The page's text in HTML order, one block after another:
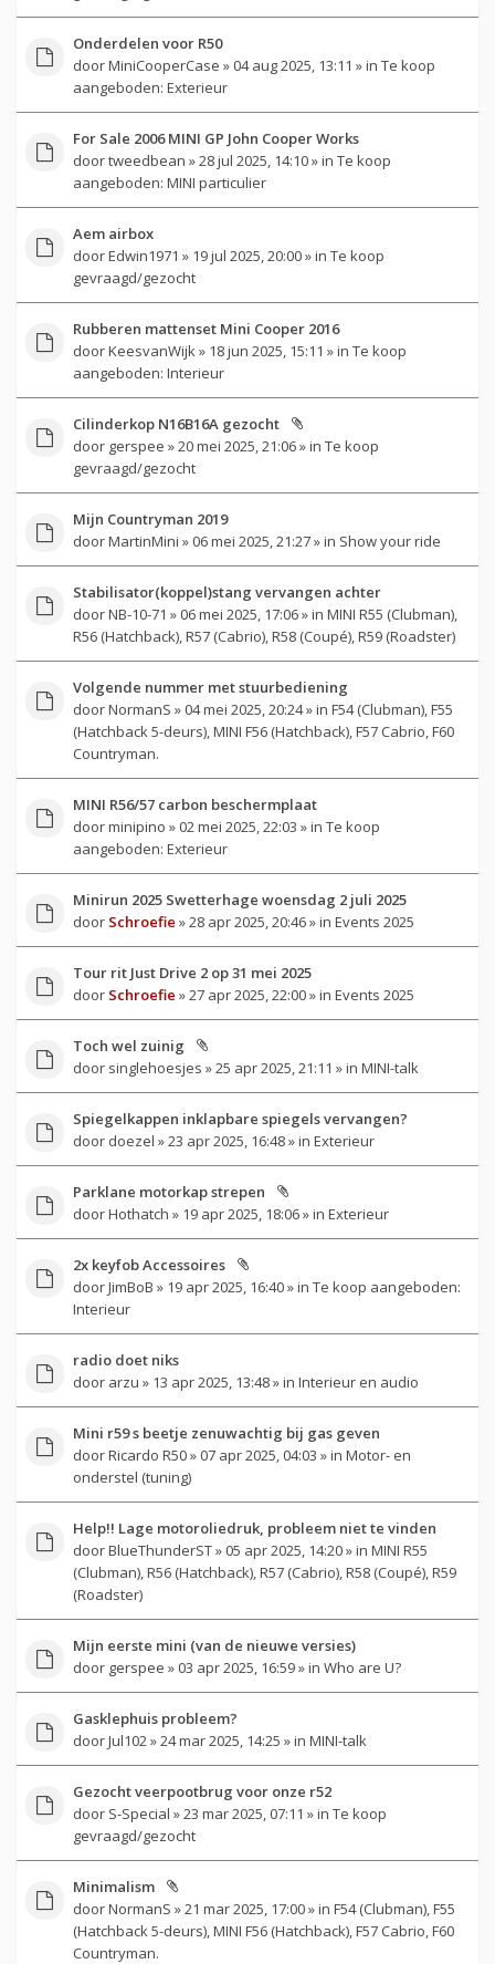
Onderdelen voor R50
doorMiniCooperCase » 04 aug 2025, 13:11 » in Te koop
aangeboden: Exterieur
For Sale 2006 MINI GP John Cooper Works
doortweedbean » 28 jul 2025, 14:10 » in Te koop
aangeboden: MINI particulier
Aem airbox
doorEdwin1971 » 19 jul 2025, 20:00 » in Te koop
gevraagd/gezocht
Rubberen mattenset Mini Cooper 2016
doorKeesvanWijk » 18 jun 2025, 15:11 » in Te koop
aangeboden: Interieur
Cilinderkop N16B16A gezocht
door gerspee » 20 mei 2025, 21:06 » in Te koop
gevraagd/gezocht
Mijn Countryman 2019
doorMartinMini » 06 mei 2025, 21:27 » in Show your ride
Stabilisator(koppel)stang vervangen achter
doorNB-10-71 » 06 mei 2025, 17:06 » in MINI R55 (Clubman),
R56 (Hatchback), R57 (Cabrio), R58 (Coupé), R59 (Roadster)
Volgende nummer met stuurbediening
doorNormanS » 04 mei 2025, 20:24 » in F54 (Clubman), F55
(Hatchback 5-deurs), MINI F56 (Hatchback), F57 Cabrio, F60
Countryman.
MINI R56/57 carbon beschermplaat
doorminipino » 02 mei 2025, 22:03 » in Te koop
aangeboden: Exterieur
Minirun 2025 Swetterhage woensdag 2 juli 2025
door Schroefie » 28 apr 2025, 20:46 » in Events 2025
Tour rit Just Drive 2 op 31 mei 2025
door Schroefie » 27 apr 2025, 22:00 » in Events 2025
Toch wel zuinig
door singlehoesjes » 25 apr 2025, 21:11 » in MINI-talk
Spiegelkappen inklapbare spiegels vervangen?
door doezel » 23 apr 2025, 16:48 » in Exterieur
Parklane motorkap strepen
doorHothatch » 19 apr 2025, 18:06 » in Exterieur
2x keyfob Accessoires
doorJimBoB » 19 apr 2025, 16:40 » in Te koop aangeboden:
Interieur
radio doet niks
door arzu » 13 apr 2025, 13:48 » in Interieur en audio
Mini r59 s beetje zenuwachtig bij gas geven
doorRicardo R50» 07 apr 2025, 04:03 » in Motor- en
onderstel (tuning)
Help!! Lage motoroliedruk, probleem niet te vinden
doorBlueThunderST» 05 apr 2025, 14:20 » in MINI R55
(Clubman), R56 (Hatchback), R57 (Cabrio), R58 (Coupé), R59
(Roadster)
Mijn eerste mini (van de nieuwe versies)
door gerspee » 03 apr 2025, 16:59 » in Who are U?
Gasklephuis probleem?
doorJul102 » 24 mar 2025, 14:25 » in MINI-talk
Gezocht veerpootbrug voor onze r52
door S-Special » 23 mar 2025, 07:11 » in Te koop
gevraagd/gezocht
Minimalism
doorNormanS » 21 mar 2025, 17:00 » in F54 (Clubman), F55
(Hatchback 5-deurs), MINI F56 (Hatchback), F57 Cabrio, F60
Countryman.